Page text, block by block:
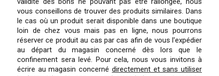
vous conseillons de trouver des produits similaires. Dans
le cas où un produit serait disponible dans une boutique
loin de chez vous mais pas en ligne, nous pourrons
réserver ce produit au cas par cas afin de vous l'expédier
au départ du magasin concerné dès lors que le
confinement sera levé. Pour cela, nous vous invitons à
écrire au magasin concerné directement et sans utiliser